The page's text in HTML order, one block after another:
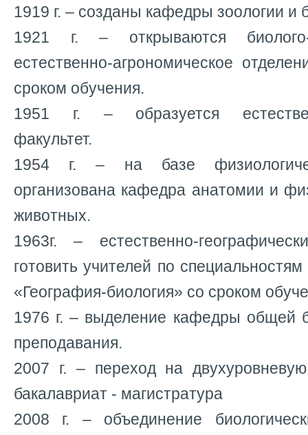
1919 г. – созданы кафедры зоологии и
1921 г. – открываются биолого-
естественно-агрономическое
сроком обучения.
1951 г. – образуется
факультет.
1954 г. – на базе
организована кафедра анатомии и
животных.
1963г. – естественно-
готовить учителей по
«География-биология» со сроком
1976 г. – выделение кафедры общей
преподавания.
2007 г. – переход на
бакалавриат - магистратура
2008 г. – объединение